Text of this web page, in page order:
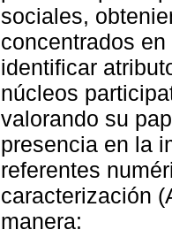
sociales,
concentrados
identificar
núcleos
valorando su
presencia en la
referentes
caracterización
manera: